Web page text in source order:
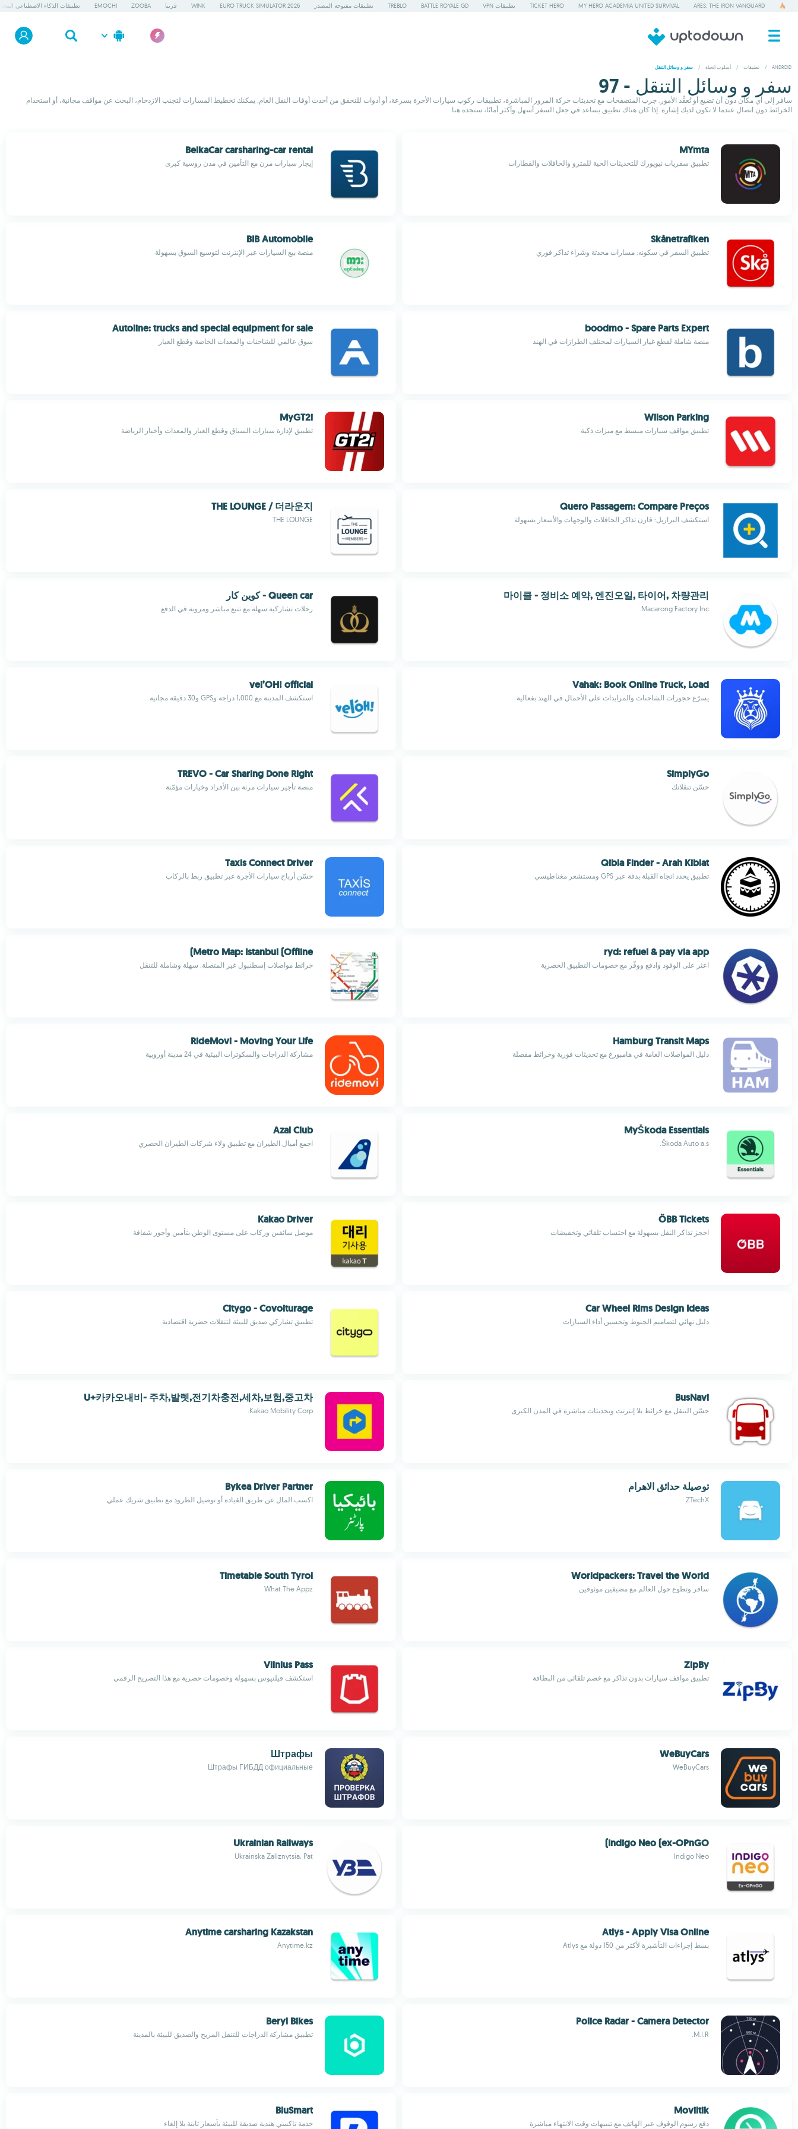
ARES: THE IRON VANGUARD
MY HERO ACADEMIA UNITED SURVIVAL
TICKET HERO تطبيقات VPN BATTLE ROYALE GD
TREBLO تطبيقات مفتوحة المصدر EURO TRUCK SIMULATOR 2026
WINK قريبا ZOOBA
EMOCHI تطبيقات الذكاء الاصطناعي
ANDROID
/ تطبيقات / أسلوب الحياة / سفر و وسائل التنقل
سفر و وسائل التنقل - 97
سافر إلى أي مكان دون أن تضيع أو تُعقِّد الأمور. جرب المتصفحات مع تحديثات حركة المرور المباشرة، تطبيقات ركوب سيارات الأجرة بسرعة، أو أدوات للتحقق من أحدث أوقات النقل العام. يمكنك تخطيط المسارات لتجنب الازدحام، البحث عن مواقف مجانية، أو استخدام
الخرائط دون اتصال عندما لا تكون لديك إشارة. إذا كان هناك تطبيق يساعد في جعل السفر أسهل وأكثر أمانًا، ستجده هنا.
MYmta
تطبيق سفريات نيويورك للتحديثات الحية للمترو والحافلات والقطارات
BelkaCar carsharing-car rental
إيجار سيارات مرن مع التأمين في مدن روسية كبرى
Skånetrafiken
تطبيق السفر في سكونه: مسارات محدثة وشراء تذاكر فوري
BIB Automobile
منصة بيع السيارات عبر الإنترنت لتوسيع السوق بسهولة
boodmo - Spare Parts Expert
منصة شاملة لقطع غيار السيارات لمختلف الطرازات في الهند
Autoline: trucks and special equipment for sale
سوق عالمي للشاحنات والمعدات الخاصة وقطع الغيار
Wilson Parking
تطبيق مواقف سيارات مبسط مع ميزات ذكية
MyGT2i
تطبيق لإدارة سيارات السباق وقطع الغيار والمعدات وأخبار الرياضة
Quero Passagem: Compare Preços
استكشف البرازيل: قارن تذاكر الحافلات والوجهات والأسعار بسهولة
THE LOUNGE / 더라운지
THE LOUNGE
마이클 - 정비소 예약, 엔진오일, 타이어, 차량관리
Macarong Factory Inc.
Queen car - كوين كار
رحلات تشاركية سهلة مع تتبع مباشر ومرونة في الدفع
Vahak: Book Online Truck, Load
يسرّع حجوزات الشاحنات والمزايدات على الأحمال في الهند بفعالية
vel’OH! official
استكشف المدينة مع 1,000 دراجة وGPS و30 دقيقة مجانية
SimplyGo
حسّن تنقلاتك
TREVO - Car Sharing Done Right
منصة تأجير سيارات مرنة بين الأفراد وخيارات مؤمّنة
Qibla Finder - Arah Kiblat
تطبيق يحدد اتجاه القبلة بدقة عبر GPS ومستشعر مغناطيسي
Taxis Connect Driver
حسّن أرباح سيارات الأجرة عبر تطبيق ربط بالركاب
ryd: refuel & pay via app
اعثر على الوقود وادفع ووفّر مع خصومات التطبيق الحصرية
Metro Map: Istanbul (Offline)
خرائط مواصلات إسطنبول غير المتصلة: سهلة وشاملة للتنقل
Hamburg Transit Maps
دليل المواصلات العامة في هامبورغ مع تحديثات فورية وخرائط مفصلة
RideMovi - Moving Your Life
مشاركة الدراجات والسكوترات البيئية في 24 مدينة أوروبية
MyŠkoda Essentials
Škoda Auto a.s.
Azal Club
اجمع أميال الطيران مع تطبيق ولاء شركات الطيران الحصري
ÖBB Tickets
احجز تذاكر النقل بسهولة مع احتساب تلقائي وتخفيضات
Kakao Driver
موصل سائقين وركاب على مستوى الوطن بتأمين وأجور شفافة
Car Wheel Rims Design Ideas
دليل نهائي لتصاميم الجنوط وتحسين أداء السيارات
Citygo - Covoiturage
تطبيق تشاركي صديق للبيئة لتنقلات حضرية اقتصادية
BusNavi
حسّن التنقل مع خرائط بلا إنترنت وتحديثات مباشرة في المدن الكبرى
U+카카오내비- 주차,발렛,전기차충전,세차,보험,중고차
Kakao Mobility Corp.
توصيلة حدائق الاهرام
ZTechX
Bykea Driver Partner
اكسب المال عن طريق القيادة أو توصيل الطرود مع تطبيق شريك عملي
Worldpackers: Travel the World
سافر وتطوع حول العالم مع مضيفين موثوقين
Timetable South Tyrol
What The Appz
ZipBy
تطبيق مواقف سيارات بدون تذاكر مع خصم تلقائي من البطاقة
Vilnius Pass
استكشف فيلنيوس بسهولة وخصومات حصرية مع هذا التصريح الرقمي
WeBuyCars
WeBuyCars
Штрафы
Штрафы ГИБДД официальные
Indigo Neo (ex-OPnGO)
Indigo Neo
Ukrainian Railways
Ukrainska Zaliznytsia, Pat
Atlys - Apply Visa Online
بسط إجراءات التأشيرة لأكثر من 150 دولة مع Atlys
Anytime carsharing Kazakstan
Anytime.kz
Police Radar - Camera Detector
M.I.R.
Beryl Bikes
تطبيق مشاركة الدراجات للتنقل المريح والصديق للبيئة بالمدينة
Moviltik
دفع رسوم الوقوف عبر الهاتف مع تنبيهات وقت الانتهاء مباشرة
BluSmart
خدمة تاكسي هندية صديقة للبيئة بأسعار ثابتة بلا إلغاء